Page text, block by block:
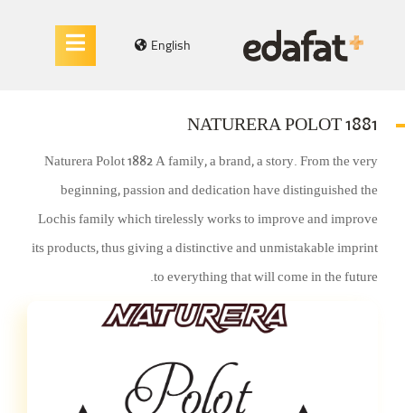
English
NATURERA POLOT 1881
Naturera Polot 1882 A family, a brand, a story. From the very
beginning, passion and dedication have distinguished the
Lochis family which tirelessly works to improve and improve
its products, thus giving a distinctive and unmistakable imprint
to everything that will come in the future.